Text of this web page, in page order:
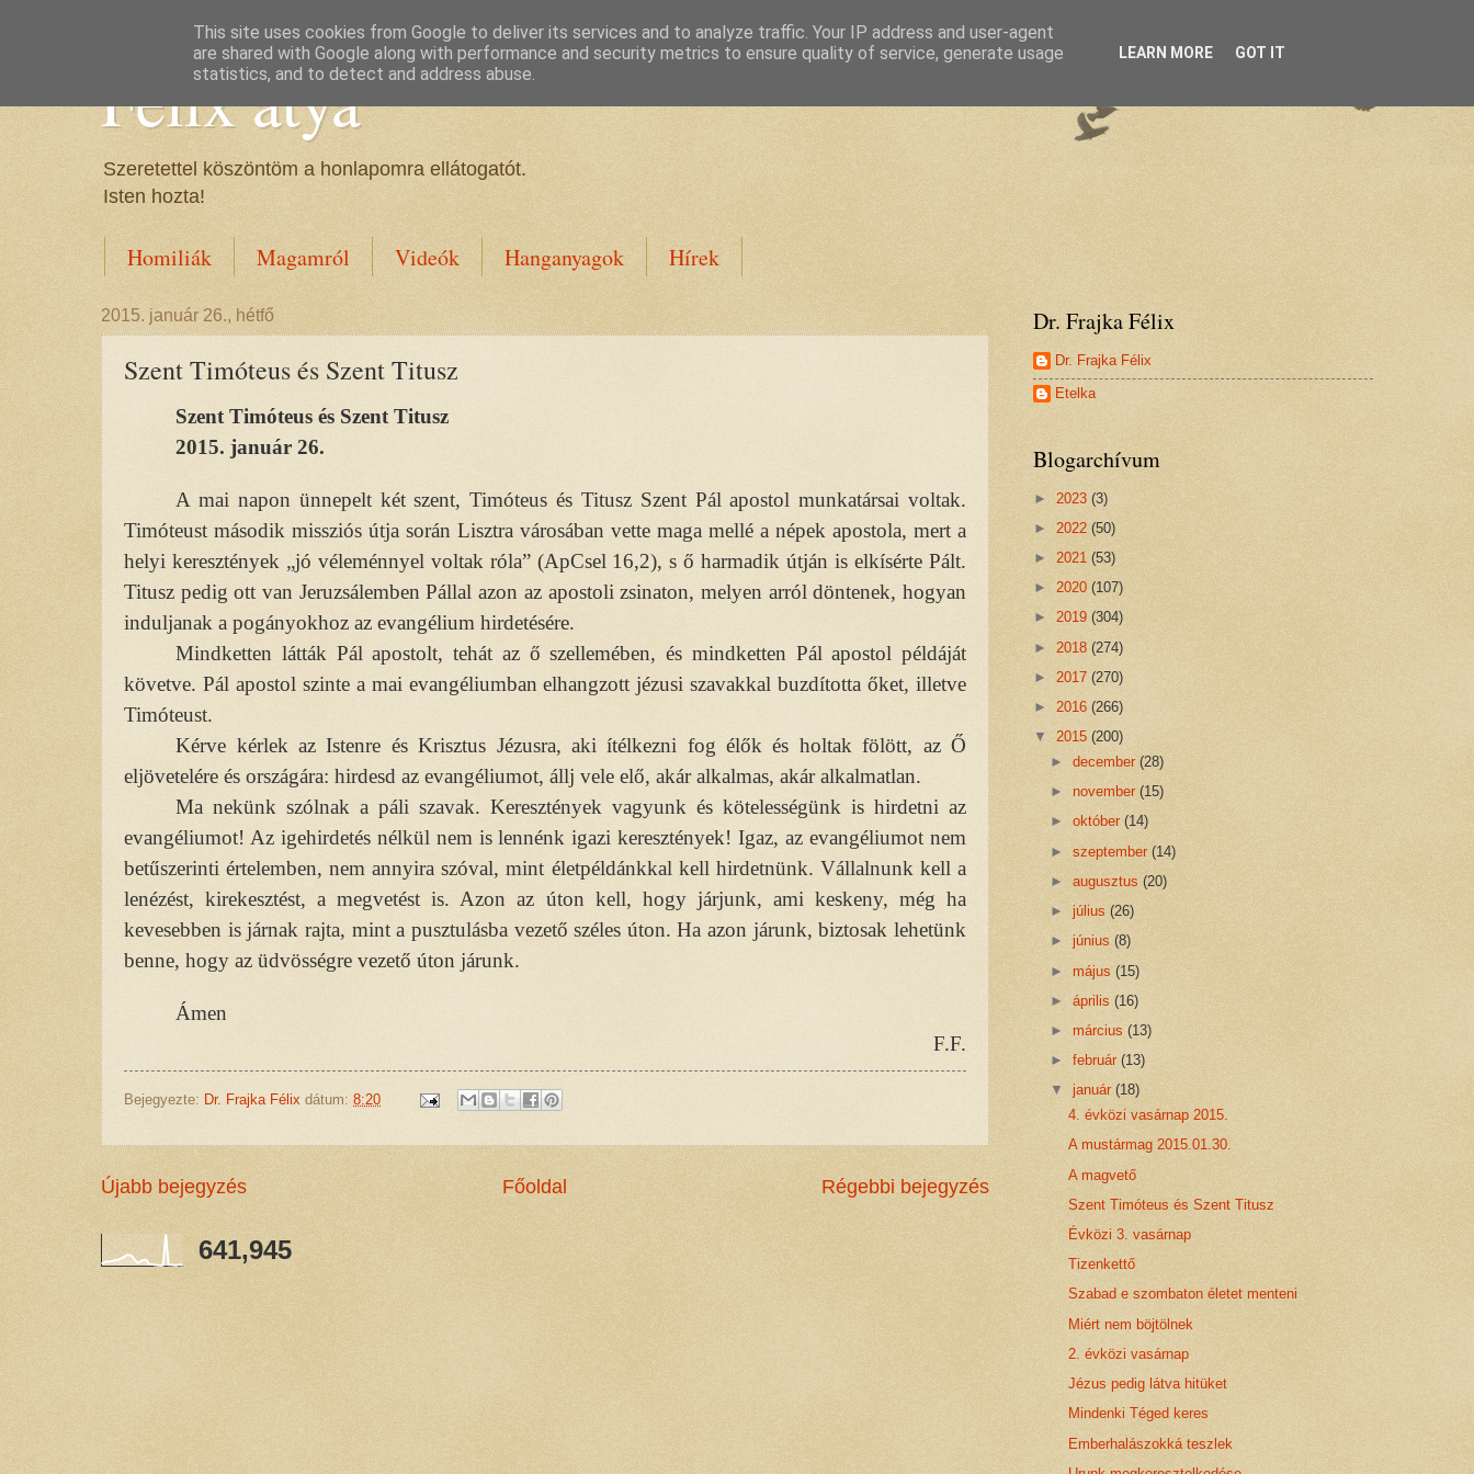
Félix atya
Szeretettel köszöntöm a honlapomra ellátogatót.
Isten hozta!
Homiliák Magamról Videók Hanganyagok Hírek
2015. január 26., hétfő
Szent Timóteus és Szent Titusz
Szent Timóteus és Szent Titusz
2015. január 26.
A mai napon ünnepelt két szent, Timóteus és Titusz Szent Pál apostol munkatársai voltak.
Timóteust második missziós útja során Lisztra városában vette maga mellé a népek apostola, mert a
helyi keresztények „jó véleménnyel voltak róla” (ApCsel 16,2), s ő harmadik útján is elkísérte Pált.
Titusz pedig ott van Jeruzsálemben Pállal azon az apostoli zsinaton, melyen arról döntenek, hogyan
induljanak a pogányokhoz az evangélium hirdetésére.
Mindketten látták Pál apostolt, tehát az ő szellemében, és mindketten Pál apostol példáját
követve. Pál apostol szinte a mai evangéliumban elhangzott jézusi szavakkal buzdította őket, illetve
Timóteust.
Kérve kérlek az Istenre és Krisztus Jézusra, aki ítélkezni fog élők és holtak fölött, az Ő
eljövetelére és országára: hirdesd az evangéliumot, állj vele elő, akár alkalmas, akár alkalmatlan.
Ma nekünk szólnak a páli szavak. Keresztények vagyunk és kötelességünk is hirdetni az
evangéliumot! Az igehirdetés nélkül nem is lennénk igazi keresztények! Igaz, az evangéliumot nem
betűszerinti értelemben, nem annyira szóval, mint életpéldánkkal kell hirdetnünk. Vállalnunk kell a
lenézést, kirekesztést, a megvetést is. Azon az úton kell, hogy járjunk, ami keskeny, még ha
kevesebben is járnak rajta, mint a pusztulásba vezető széles úton. Ha azon járunk, biztosak lehetünk
benne, hogy az üdvösségre vezető úton járunk.
Ámen
F.F.
Bejegyezte: Dr. Frajka Félix dátum: 8:20
Újabb bejegyzés Régebbi bejegyzés
Főoldal
641,945
Dr. Frajka Félix
Dr. Frajka Félix
Etelka
Blogarchívum
► 2023 (3)
► 2022 (50)
► 2021 (53)
► 2020 (107)
► 2019 (304)
► 2018 (274)
► 2017 (270)
► 2016 (266)
▼ 2015 (200)
►december(28)
►november(15)
►október(14)
►szeptember(14)
►augusztus(20)
►július(26)
►június(8)
►május(15)
►április(16)
►március(13)
►február(13)
▼január(18)
4. évközi vasárnap 2015.
A mustármag 2015.01.30.
A magvető
Szent Timóteus és Szent Titusz
Évközi 3. vasárnap
Tizenkettő
Szabad e szombaton életet menteni
Miért nem böjtölnek
2. évközi vasárnap
Jézus pedig látva hitüket
Mindenki Téged keres
Emberhalászokká teszlek
This site uses cookies from Google to deliver its services and to analyze traffic. Your IP address and user-agent
are shared with Google along with performance and security metrics to ensure quality of service, generate usage
statistics, and to detect and address abuse.
LEARN MORE GOT IT